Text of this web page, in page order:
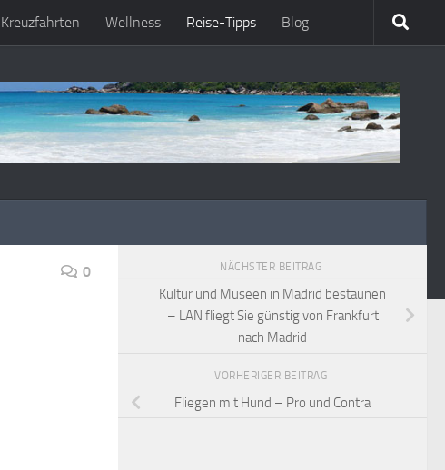
Kreuzfahrten Wellness Reise-Tipps Blog
0 NÄCHSTER BEITRAG
Kultur und Museen in Madrid bestaunen
– LAN fliegt Sie günstig von Frankfurt
nach Madrid
VORHERIGER BEITRAG
Fliegen mit Hund – Pro und Contra